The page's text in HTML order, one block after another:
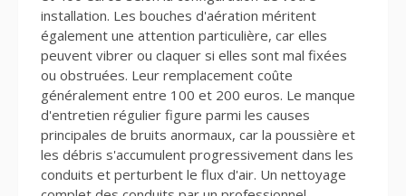
installation. Les bouches d'aération méritent
également une attention particulière, car elles
peuvent vibrer ou claquer si elles sont mal fixées
ou obstruées. Leur remplacement coûte
généralement entre 100 et 200 euros. Le manque
d'entretien régulier figure parmi les causes
principales de bruits anormaux, car la poussière et
les débris s'accumulent progressivement dans les
conduits et perturbent le flux d'air. Un nettoyage